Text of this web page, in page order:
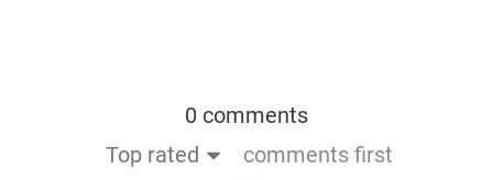
0 comments
Top rated
comments first